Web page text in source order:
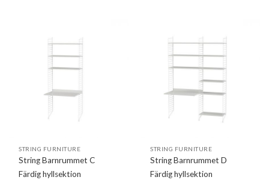
STRING FURNITURE
String Barnrummet C
Färdig hyllsektion
STRING FURNITURE
String Barnrummet D
Färdig hyllsektion